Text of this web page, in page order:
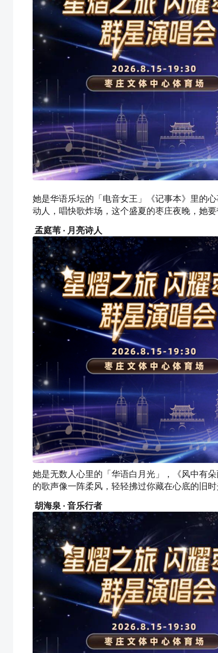
她是华语乐坛的「电音女王」《记事本》里的
动人，唱快歌炸场，这个盛夏的枣庄夜晚，她
孟庭苇 · 月亮诗人
她是无数人心里的「华语白月光」，《风中有
的歌声像一阵柔风，轻轻拂过你藏在心底的旧
胡海泉 · 音乐行者